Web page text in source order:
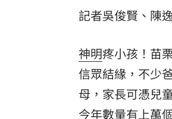
三立iNEWS新聞台
商場戰國來臨 台
台彩父親節推新刮
記者吳俊賢、陳
神明疼小孩！苗
信眾結緣，不少
母 ，家長可憑兒
今年數量有上萬